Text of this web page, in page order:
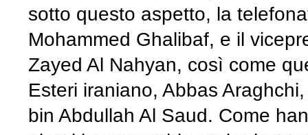
sotto questo aspetto, la
Mohammed Ghalibaf, e il
Zayed Al Nahyan, così come
Esteri iraniano, Abbas
bin Abdullah Al Saud. Come